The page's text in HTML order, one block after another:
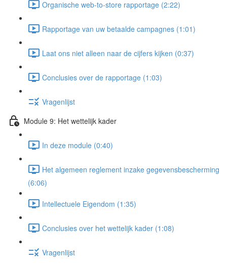
Organische web-to-store rapportage (2:22)
Rapportage van uw betaalde campagnes (1:01)
Laat ons niet alleen naar de cijfers kijken (0:37)
Conclusies over de rapportage (1:03)
Vragenlijst
Module 9: Het wettelijk kader
In deze module (0:40)
Het algemeen reglement inzake gegevensbescherming
(6:06)
Intellectuele Eigendom (1:35)
Conclusies over het wettelijk kader (1:08)
Vragenlijst